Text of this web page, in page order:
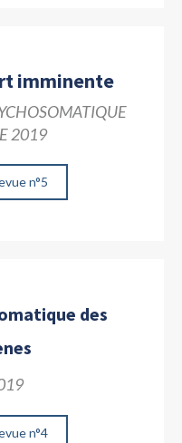
imminente
2019
n°5
des
n°4